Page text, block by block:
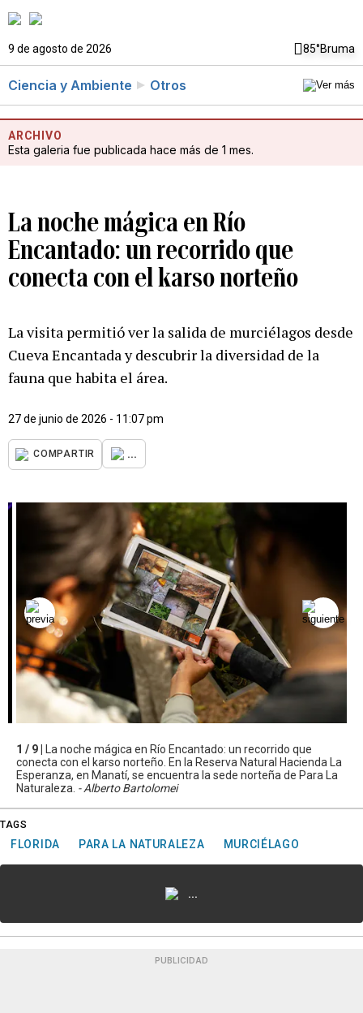
9 de agosto de 2026 85°Bruma
Ciencia y Ambiente Otros
ARCHIVO
Esta galeria fue publicada hace más de 1 mes.
La noche mágica en Río
Encantado: un recorrido que
conecta con el karso norteño
La visita permitió ver la salida de murciélagos desde
Cueva Encantada y descubrir la diversidad de la
fauna que habita el área.
27 de junio de 2026 - 11:07 pm
COMPARTIR ...
1 / 9 |
La noche mágica en Río Encantado: un recorrido que
conecta con el karso norteño. En la Reserva Natural Hacienda La
Esperanza, en Manatí, se encuentra la sede norteña de Para La
Naturaleza. - Alberto Bartolomei
TAGS
FLORIDA PARA LA NATURALEZA MURCIÉLAGO
...
PUBLICIDAD